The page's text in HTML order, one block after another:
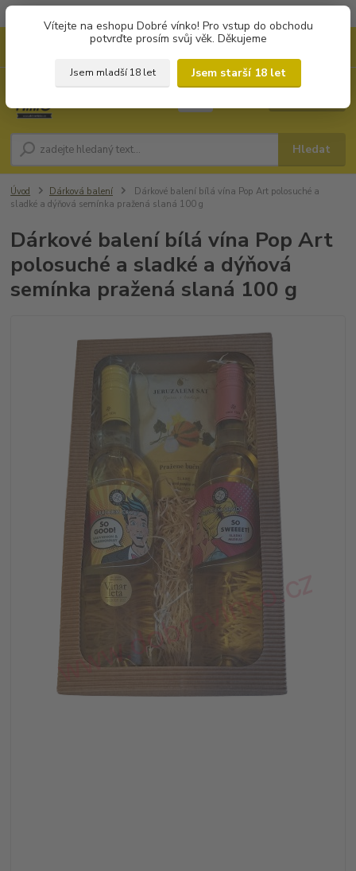
Vítejte na eshopu Dobré vínko! Pro vstup do obchodu
potvrďte prosím svůj věk. Děkujeme
Jsem mladší 18 let
Jsem starší 18 let
Hledat
Úvod Dárková balení
Dárkové balení bílá vína Pop Art polosuché a
sladké a dýňová semínka pražená slaná 100 g
Dárkové balení bílá vína Pop Art
polosuché a sladké a dýňová
semínka pražená slaná 100 g